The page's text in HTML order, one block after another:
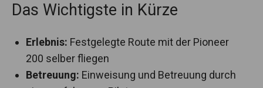
Das Wichtigste in Kürze
Erlebnis: Festgelegte Route mit der Pioneer
200 selber fliegen
Betreuung: Einweisung und Betreuung durch